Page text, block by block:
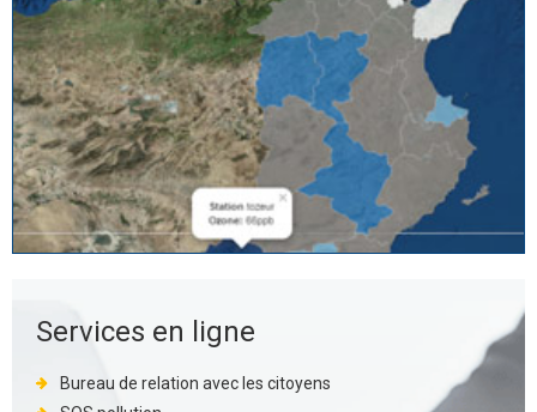
Services en ligne
Bureau de relation avec les citoyens